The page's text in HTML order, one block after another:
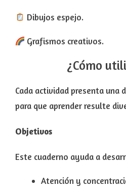
Dibujos espejo.
Grafismos creativos.
¿Cómo
Cada actividad presenta una
para que aprender resulte
Objetivos
Este cuaderno ayuda a
Atención y